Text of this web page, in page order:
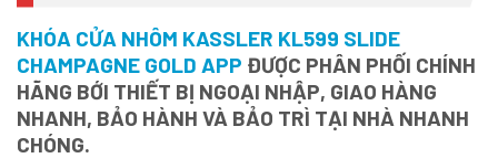
KHÓA CỬA NHÔM KASSLER KL599 SLIDE
CHAMPAGNE GOLD APP ĐƯỢC PHÂN PHỐI CHÍNH
HÃNG BỚI THIẾT BỊ NGOẠI NHẬP, GIAO HÀNG
NHANH, BẢO HÀNH VÀ BẢO TRÌ TẠI NHÀ NHANH
CHÓNG.